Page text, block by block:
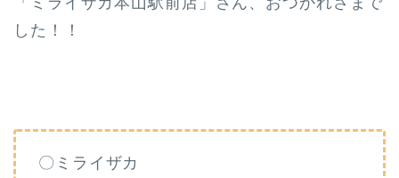
した！！
〇ミライザカ